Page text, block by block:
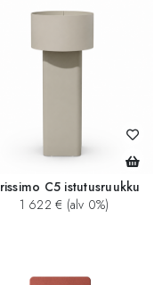
C5 istutusruukku
1 622 € (alv 0%)